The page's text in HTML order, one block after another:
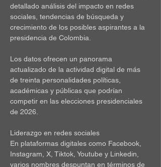
detallado análisis del impacto en redes
sociales, tendencias de búsqueda y
crecimiento de los posibles aspirantes a la
presidencia de Colombia.
Los datos ofrecen un panorama
actualizado de la actividad digital de más
de treinta personalidades políticas,
académicas y públicas que podrían
competir en las elecciones presidenciales
de 2026.
Liderazgo en redes sociales
En plataformas digitales como Facebook,
Instagram, X, Tiktok, Youtube y Linkedin,
varios nombres despuntan en términos de